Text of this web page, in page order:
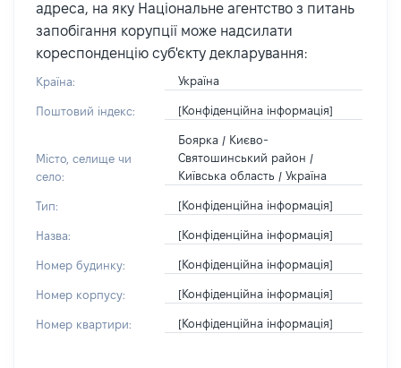
адреса, на яку Національне агентство з питань
запобігання корупції може надсилати
кореспонденцію суб'єкту декларування:
Країна: Україна
Поштовий індекс: [Конфіденційна інформація]
Місто, селище чи
село:
Боярка / Києво-
Святошинський район /
Київська область / Україна
Тип: [Конфіденційна інформація]
Назва: [Конфіденційна інформація]
Номер будинку: [Конфіденційна інформація]
Номер корпусу: [Конфіденційна інформація]
Номер квартири: [Конфіденційна інформація]